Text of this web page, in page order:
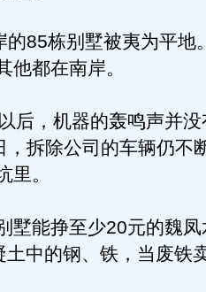
85栋别墅被夷为平地
他都在南岸。
，机器的轰鸣声并没
，拆除公司的车辆仍不
里。
能挣至少20元的魏凤
土中的钢、铁，当废铁